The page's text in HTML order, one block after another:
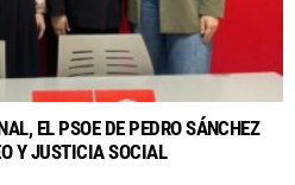
EL PSOE DE PEDRO SÁNCHEZ
Y JUSTICIA SOCIAL